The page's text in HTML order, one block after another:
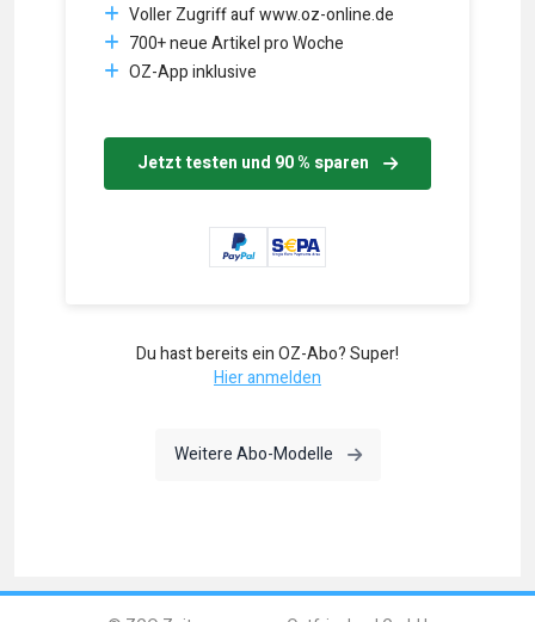
Voller Zugriff auf www.oz-online.de
700+ neue Artikel pro Woche
OZ-App inklusive
Jetzt testen und 90 % sparen
Du hast bereits ein OZ-Abo? Super!
Hier anmelden
Weitere Abo-Modelle